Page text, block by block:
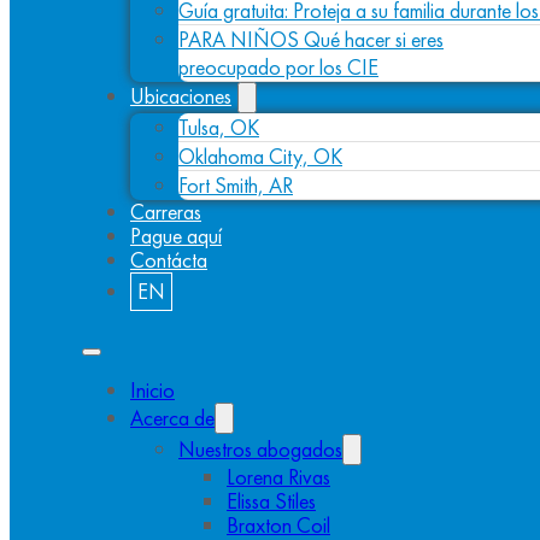
Guía gratuita: Proteja a su familia durante
PARA NIÑOS Qué hacer si eres
preocupado por los CIE
Ubicaciones
Tulsa, OK
Oklahoma City, OK
Fort Smith, AR
Carreras
Pague aquí
Contácta
EN
Inicio
Acerca de
Nuestros abogados
Lorena Rivas
Elissa Stiles
Braxton Coil